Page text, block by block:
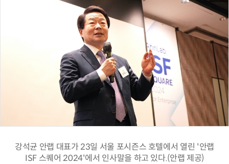
강석균 안랩 대표가 23일 서울 포시즌스 호텔에서 열린 '안랩
ISF 스퀘어 2024'에서 인사말을 하고 있다.(안랩 제공)